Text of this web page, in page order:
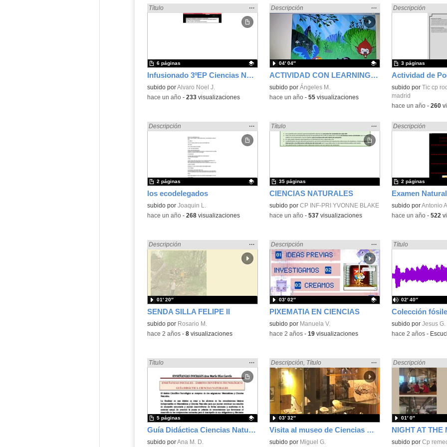
Infusionado 3ºEP Ciencias Naturales
Encontrado «Ciencias Naturales» en:
Título
Mostrar
la
ubicación
…
Contenido educativo.
subido porAlvaro Noel J.
6 páginas
-hace un año- 233visualizaciones
ACTIVIDAD CON LEARNINGML Y SCRATCH
Encontrado «Ciencias Naturales» en:
Descripción
Mostrar
la
ubicación
de la
búsqueda
…
Contenido educativo.
subido por Ángeles M.
04′ 04″
-hace un año- 55visualizaciones
Encontrado
Descripción
Contenido
subido por Tic cp
madrid
3 páginas
-hace un año- 260
los ecodelegados
Encontrado «Ciencias Naturales» en:
Descripción
Mostrar
la
ubicación
…
Contenido educativo.
subido por Joaquin L.
2 páginas
-hace un año- 268visualizaciones
CIENCIAS NATURALES
Encontrado «Ciencias Naturales» en:
Título
Mostrar
la
ubicación
…
subido por CP INF-PRI YVONNE BLAKE
35 páginas
-hace un año- 537visualizaciones
Encontrado
Descripción
Contenido
subido porAntonio
2 páginas
-hace un año- 522
SENDA SILLA FELIPE II
Encontrado «Ciencias Naturales» en:
Descripción
Mostrar
la
ubicación
búsqueda
…
subido por Rosario M.
01′ 20″
-hace 2 años- 8visualizaciones
PIXEMATIA EN CIENCIAS
Encontrado «Ciencias Naturales» en:
Descripción
Mostrar
la
ubicación
de la
búsqueda
…
Contenido educativo.
subido por Manuela V.
03′ 02″
-hace 2 años- 19visualizaciones
Encontrado
Título
Contenido educativo.
subido por Jesus G.
02′ 40″
-hace 2 años-
Guía Didáctica Ciencias Naturales
Encontrado «Ciencias Naturales» en:
Título
Mostrar
la
ubicación
búsqueda
…
Contenido educativo.
subido porAna M. D.
5 páginas
Visita al museo de Ciencias Naturales
Encontrado «Ciencias Naturales» en:
Descripción Título
Mostrar
la
ubicación
de la
búsqueda
…
subido por Miguel G.
03′ 32″
Encontrado
Descripción
Contenido
subido por Cp
01′ 0″